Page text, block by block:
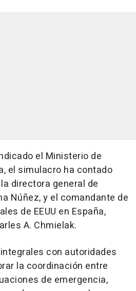
el Ministerio de
el simulacro ha contado
directora general de
Núñez, y el comandante de
de EEUU en España,
A. Chmielak.
con autoridades
la coordinación entre
de emergencia,